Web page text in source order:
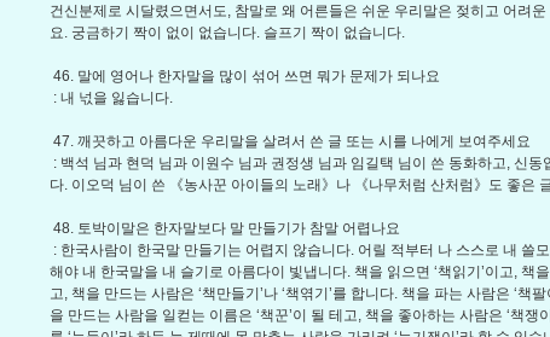
건신분제로 시달렸으면서도, 참말로 왜 어른들은 쉬운 우리말은 젖히고 어려
요. 궁금하기 짝이 없이 없습니다. 슬프기 짝이 없습니다.
46. 말에 영어나 한자말을 많이 섞어 쓰면 뭐가 문제가 되나요
: 내 넋을 잃습니다.
47. 깨끗하고 아름다운 우리말을 살려서 쓴 글 또는 시를 나에게 보여주세요
: 백석 님과 현덕 님과 이원수 님과 권정생 님과 임길택 님이 쓴 동화하고, 신동
다. 이오덕 님이 쓴 《농사꾼 아이들의 노래》나 《나무처럼 산처럼》도 좋은
48. 토박이말은 한자말보다 말 만들기가 참말 어렵나요
: 한국사람이 한국말 만들기는 어렵지 않습니다. 어릴 적부터 나 스스로 내 쓸
해야 내 한국말을 내 슬기로 아름다이 빛냅니다. 책을 읽으면 ‘책읽기’이고, 책
고, 책을 만드는 사람은 ‘책만들기’나 ‘책엮기’를 합니다. 책을 파는 사람은 ‘책
을 만드는 사람을 일컫는 이름은 ‘책꾼’이 될 테고, 책을 좋아하는 사람은 ‘책쟁